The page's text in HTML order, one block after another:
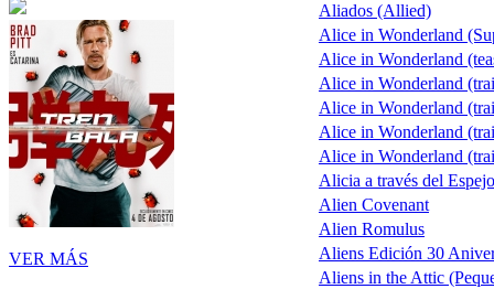
VER MÁS
Aliados (Allied)
Alice in Wonderland
Alice in Wonderland
Alice in Wonderland
Alice in Wonderland
Alice in Wonderland
Alice in Wonderland
Alicia a través del
Alien Covenant
Alien Romulus
Aliens Edición 30
Aliens in the Attic